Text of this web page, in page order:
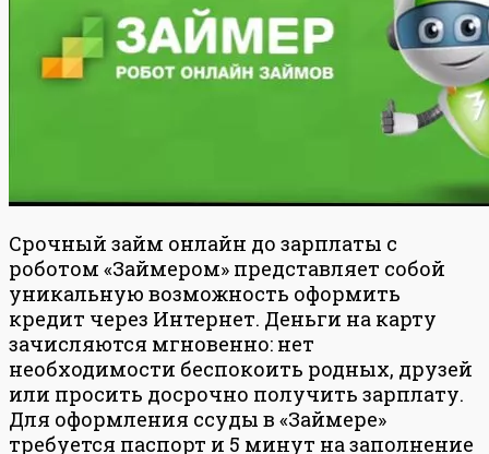
Срочный займ онлайн до зарплаты с
роботом «Займером» представляет собой
уникальную возможность оформить
кредит через Интернет. Деньги на карту
зачисляются мгновенно: нет
необходимости беспокоить родных, друзей
или просить досрочно получить зарплату.
Для оформления ссуды в «Займере»
требуется паспорт и 5 минут на заполнение